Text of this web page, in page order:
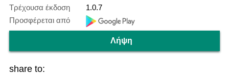
Τρέχουσα έκδοση
1.0.7
Προσφέρεται από
Λήψη
share to: